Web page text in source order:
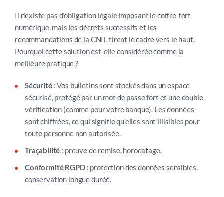
Il n’existe pas d’obligation légale imposant le coffre-fort
numérique, mais les décrets successifs et les
recommandations de la CNIL tirent le cadre vers le haut.
Pourquoi cette solution est-elle considérée comme la
meilleure pratique ?
Sécurité: Vos bulletins sont stockés dans un espace
sécurisé, protégé par un mot de passe fort et une double
vérification (comme pour votre banque). Les données
sont chiffrées, ce qui signifie qu’elles sont illisibles pour
toute personne non autorisée.
Traçabilité : preuve de remise, horodatage.
Conformité RGPD: protection des données sensibles,
conservation longue durée.